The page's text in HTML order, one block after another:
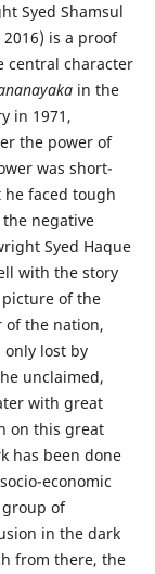
Syed Shamsul
is a proof
central character
in the
in 1971,
the power of
was short-
he faced tough
negative
Syed Haque
with the story
of the
of the nation,
only lost by
unclaimed,
with great
on this great
has been done
economic
of
in the dark
from there, the